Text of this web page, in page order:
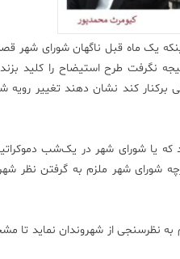
یک ماه قبل ناگهان شورای شهر
نگرفت طرح استیضاح را کلید بزند
کند نشان دهند تغییر رویه
که یا شورای شهر در یک‌شب
شورای شهر ملزم به گرفتن نظر
به نظرسنجی از شهروندان نماید تا